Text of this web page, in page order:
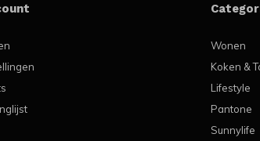
Wonen
Koken &
Lifestyle
Pantone
Sunnylife